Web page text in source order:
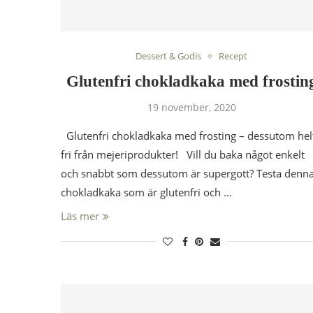
Dessert & Godis Recept
Glutenfri chokladkaka med
19 november, 2020
Glutenfri chokladkaka med frosting – dessutom
fri från mejeriprodukter! Vill du baka något enkelt
och snabbt som dessutom är supergott? Testa
chokladkaka som är glutenfri och …
Läs mer